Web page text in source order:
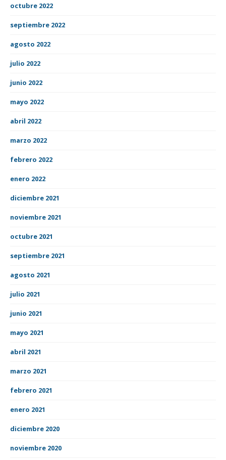
octubre 2022
septiembre 2022
agosto 2022
julio 2022
junio 2022
mayo 2022
abril 2022
marzo 2022
febrero 2022
enero 2022
diciembre 2021
noviembre 2021
octubre 2021
septiembre 2021
agosto 2021
julio 2021
junio 2021
mayo 2021
abril 2021
marzo 2021
febrero 2021
enero 2021
diciembre 2020
noviembre 2020